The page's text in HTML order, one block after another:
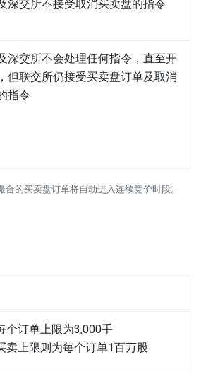
深交所不接受取消买卖盘的指令
深交所不会处理任何指令，直至开
但联交所仍接受买卖盘订单及取消
指令
的买卖盘订单将自动进入连续竞价时段。
个订单上限为3,000手
卖上限则为每个订单1百万股